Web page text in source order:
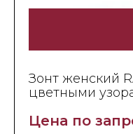
Зонт женский
цветными
Цена по